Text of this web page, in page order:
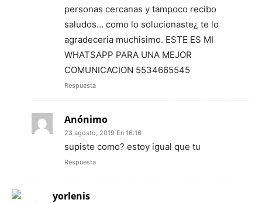
personas cercanas y tampoco recibo
saludos… como lo solucionaste¿ te lo
agradeceria muchisimo. ESTE ES MI
WHATSAPP PARA UNA MEJOR
COMUNICACION 5534665545
Respuesta
Anónimo
23 agosto, 2019 En 16:16
supiste como? estoy igual que tu
Respuesta
yorlenis